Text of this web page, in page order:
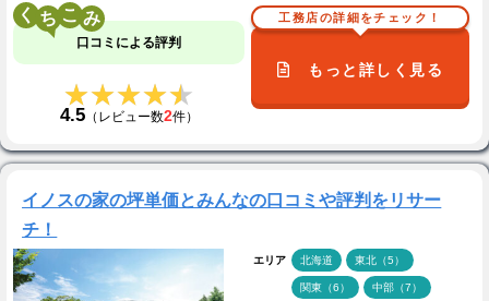
く こ
口コミによる評判
★★★★★
★★★★★
4.5（レビュー数2件）
工務店の詳細をチェック！
もっと詳しく見る
イノスの家の坪単価とみんなの口コミや評判をリサー
チ！
エリア 北海道 東北（5）
関東（6） 中部（7）